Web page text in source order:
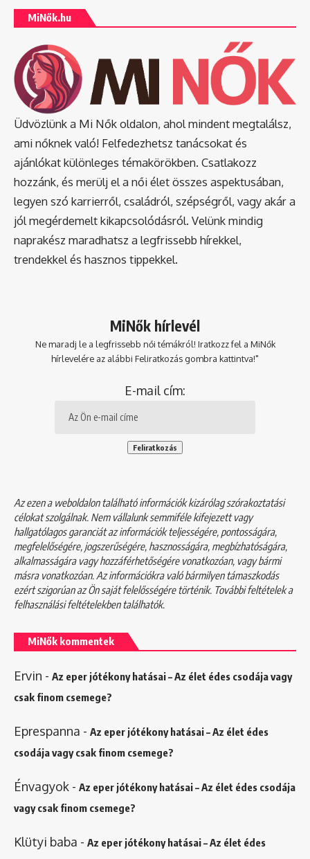
MiNők.hu
Üdvözlünk a Mi Nők oldalon, ahol mindent megtalálsz,
ami nőknek való! Felfedezhetsz tanácsokat és
ajánlókat különleges témakörökben. Csatlakozz
hozzánk, és merülj el a női élet összes aspektusában,
legyen szó karrierről, családról, szépségről, vagy akár a
jól megérdemelt kikapcsolódásról. Velünk mindig
naprakész maradhatsz a legfrissebb hírekkel,
trendekkel és hasznos tippekkel.
MiNők hírlevél
Ne maradj le a legfrissebb női témákról! Iratkozz fel a MiNők
hírlevelére az alábbi Feliratkozás gombra kattintva!"
E-mail cím:
Az ezen a weboldalon található információk kizárólag szórakoztatási
célokat szolgálnak. Nem vállalunk semmiféle kifejezett vagy
hallgatólagos garanciát az információk teljességére, pontosságára,
megfelelőségére, jogszerűségére, hasznosságára, megbízhatóságára,
alkalmasságára vagy hozzáférhetőségére vonatkozóan, vagy bármi
másra vonatkozóan. Az információkra való bármilyen támaszkodás
ezért szigorúan az Ön saját felelősségére történik. További feltételek a
felhasználási feltételekbentalálhatók.
MiNők kommentek
Ervin - Az eper jótékony hatásai – Az élet édes csodája vagy
csak finom csemege?
Eprespanna - Az eper jótékony hatásai – Az élet édes
csodája vagy csak finom csemege?
Énvagyok - Az eper jótékony hatásai – Az élet édes csodája
vagy csak finom csemege?
Klütyi baba - Az eper jótékony hatásai – Az élet édes